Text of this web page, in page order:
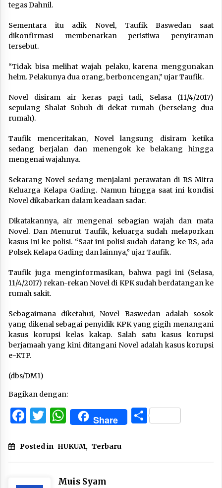
tegas Dahnil.
Sementara itu adik Novel, Taufik Baswedan saat
dikonfirmasi membenarkan peristiwa penyiraman
tersebut.
“Tidak bisa melihat wajah pelaku, karena menggunakan
helm. Pelakunya dua orang, berboncengan,” ujar Taufik.
Novel disiram air keras pagi tadi, Selasa (11/4/2017)
sepulang Shalat Subuh di dekat rumah (berselang dua
rumah).
Taufik menceritakan, Novel langsung disiram ketika
sedang berjalan dan menengok ke belakang hingga
mengenai wajahnya.
Sekarang Novel sedang menjalani perawatan di RS Mitra
Keluarga Kelapa Gading. Namun hingga saat ini kondisi
Novel dikabarkan dalam keadaan sadar.
Dikatakannya, air mengenai sebagian wajah dan mata
Novel. Dan Menurut Taufik, keluarga sudah melaporkan
kasus ini ke polisi. “Saat ini polisi sudah datang ke RS, ada
Polsek Kelapa Gading dan lainnya,” ujar Taufik.
Taufik juga menginformasikan, bahwa pagi ini (Selasa,
11/4/2017) rekan-rekan Novel di KPK sudah berdatangan ke
rumah sakit.
Sebagaimana diketahui, Novel Baswedan adalah sosok
yang dikenal sebagai penyidik KPK yang gigih menangani
kasus korupsi kelas kakap. Salah satu kasus korupsi
berjamaah yang kini ditangani Novel adalah kasus korupsi
e-KTP.
(dbs/DM1)
Bagikan dengan:
Facebook
Twitter
WhatsApp
Share Share
Posted in HUKUM, Terbaru
Muis Syam